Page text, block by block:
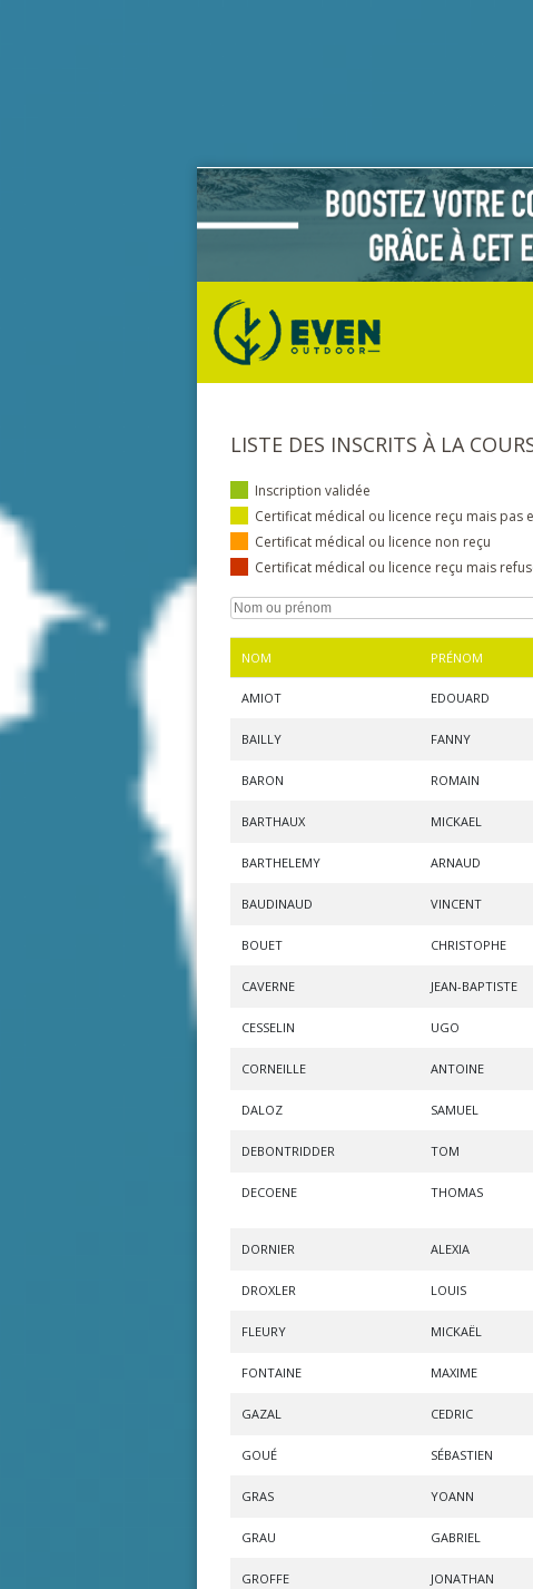
LISTE DES INSCRITS À LA
Inscription validée
Certificat médical ou licence reçu mais pas
Certificat médical ou licence non reçu
Certificat médical ou licence reçu mais
NOM PRÉNOM
AMIOT EDOUARD
BAILLY FANNY
BARON ROMAIN
BARTHAUX MICKAEL
BARTHELEMY ARNAUD
BAUDINAUD VINCENT
BOUET CHRISTOPHE
CAVERNE JEAN-BAPTISTE
CESSELIN UGO
CORNEILLE ANTOINE
DALOZ SAMUEL
DEBONTRIDDER TOM
DECOENE THOMAS
DORNIER ALEXIA
DROXLER LOUIS
FLEURY MICKAËL
FONTAINE MAXIME
GAZAL CEDRIC
GOUÉ SÉBASTIEN
GRAS YOANN
GRAU GABRIEL
GROFFE JONATHAN